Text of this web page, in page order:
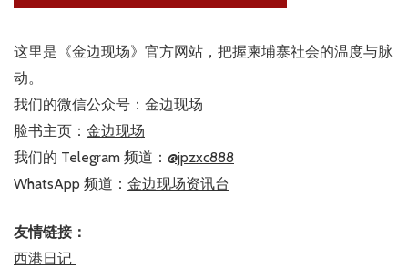
这里是《金边现场》官方网站，把握柬埔寨社会的温度与脉
动。
我们的微信公众号：金边现场
脸书主页： 金边现场
我们的 Telegram 频道： @jpzxc888
WhatsApp 频道： 金边现场资讯台
友情链接：
西港日记